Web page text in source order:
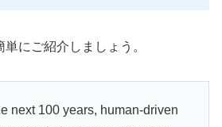
にご紹介しましょう。
next 100 years, human-driven